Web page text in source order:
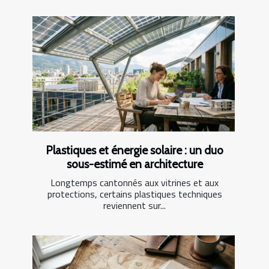
Plastiques et énergie solaire : un duo
sous-estimé en architecture
Longtemps cantonnés aux vitrines et aux
protections, certains plastiques techniques
reviennent sur...